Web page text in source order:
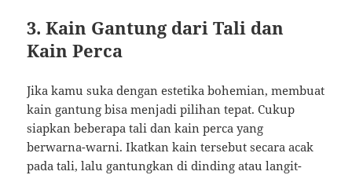
3. Kain Gantung dari Tali dan
Kain Perca
Jika kamu suka dengan estetika bohemian, membuat
kain gantung bisa menjadi pilihan tepat. Cukup
siapkan beberapa tali dan kain perca yang
berwarna-warni. Ikatkan kain tersebut secara acak
pada tali, lalu gantungkan di dinding atau langit-